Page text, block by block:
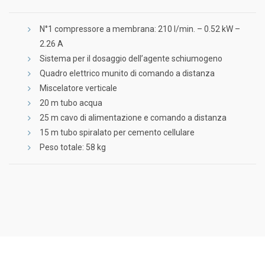
N°1 compressore a membrana: 210 l/min. – 0.52 kW –
2.26 A
Sistema per il dosaggio dell’agente schiumogeno
Quadro elettrico munito di comando a distanza
Miscelatore verticale
20 m tubo acqua
25 m cavo di alimentazione e comando a distanza
15 m tubo spiralato per cemento cellulare
Peso totale: 58 kg